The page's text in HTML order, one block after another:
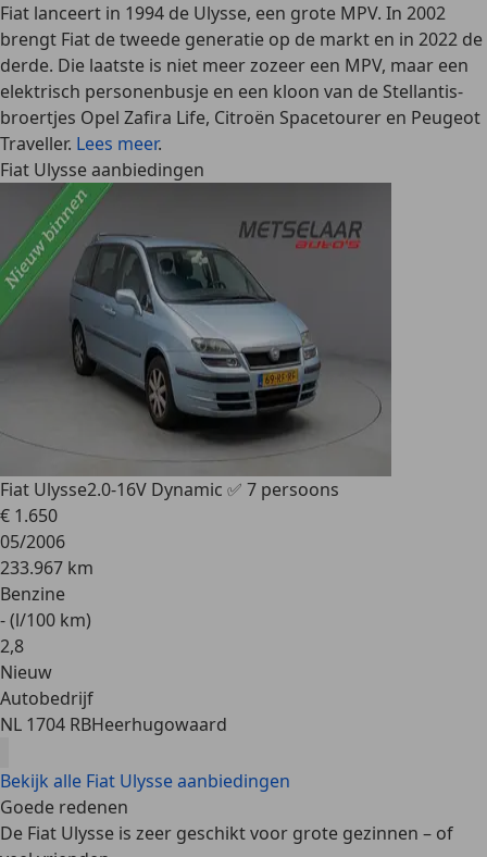
Fiat lanceert in 1994 de Ulysse, een grote MPV. In 2002
brengt Fiat de tweede generatie op de markt en in 2022 de
derde. Die laatste is niet meer zozeer een MPV, maar een
elektrisch personenbusje en een kloon van de Stellantis-
broertjes Opel Zafira Life, Citroën Spacetourer en Peugeot
Traveller. Lees meer.
Fiat Ulysse aanbiedingen
Fiat Ulysse2.0-16V Dynamic ✅ 7 persoons
€ 1.650
05/2006
233.967 km
Benzine
- (l/100 km)
2,8
Nieuw
Autobedrijf
NL 1704 RBHeerhugowaard
Bekijk alle Fiat Ulysse aanbiedingen
Goede redenen
De Fiat Ulysse is zeer geschikt voor grote gezinnen – of